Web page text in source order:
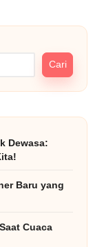
Cari
Dewasa:
Baru yang
Cuaca